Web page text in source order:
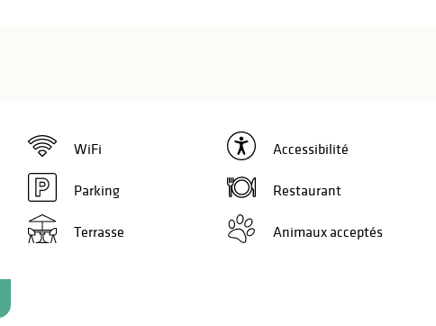
WiFi Accessibilité
Parking Restaurant
Terrasse Animaux acceptés